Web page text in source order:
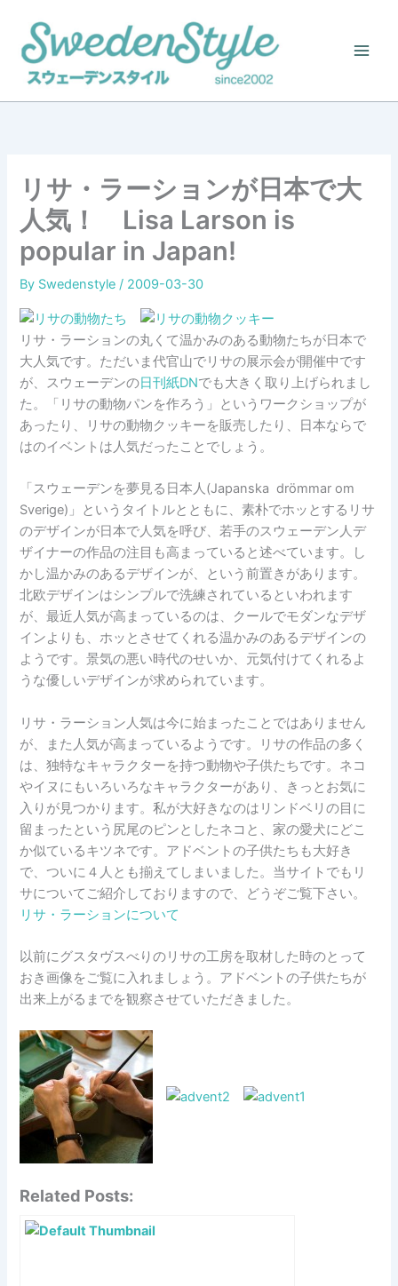
content
リサ・ラーションが日本で大
人気！ Lisa Larson is
popular in Japan!
By Swedenstyle / 2009-03-30
リサ・ラーションの丸くて温かみのある動物たちが日本で
大人気です。ただいま代官山でリサの展示会が開催中です
が、スウェーデンの日刊紙DNでも大きく取り上げられまし
た。「リサの動物パンを作ろう」というワークショップが
あったり、リサの動物クッキーを販売したり、日本ならで
はのイベントは人気だったことでしょう。
「スウェーデンを夢見る日本人(Japanska drömmar om
Sverige)」というタイトルとともに、素朴でホッとするリサ
のデザインが日本で人気を呼び、若手のスウェーデン人デ
ザイナーの作品の注目も高まっていると述べています。し
かし温かみのあるデザインが、という前置きがあります。
北欧デザインはシンプルで洗練されているといわれます
が、最近人気が高まっているのは、クールでモダンなデザ
インよりも、ホッとさせてくれる温かみのあるデザインの
ようです。景気の悪い時代のせいか、元気付けてくれるよ
うな優しいデザインが求められています。
リサ・ラーション人気は今に始まったことではありません
が、また人気が高まっているようです。リサの作品の多く
は、独特なキャラクターを持つ動物や子供たちです。ネコ
やイヌにもいろいろなキャラクターがあり、きっとお気に
入りが見つかります。私が大好きなのはリンドベリの目に
留まったという尻尾のピンとしたネコと、家の愛犬にどこ
か似ているキツネです。アドベントの子供たちも大好き
で、ついに４人とも揃えてしまいました。当サイトでもリ
サについてご紹介しておりますので、どうぞご覧下さい。
リサ・ラーションについて
以前にグスタヴスべりのリサの工房を取材した時のとって
おき画像をご覧に入れましょう。アドベントの子供たちが
出来上がるまでを観察させていただきました。
Related Posts: